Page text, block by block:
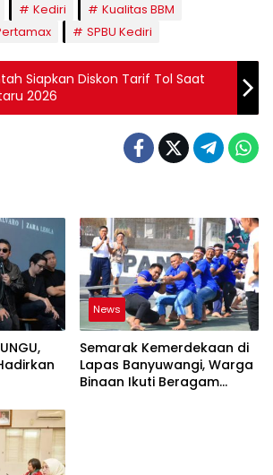
Kediri
Kualitas BBM
SPBU Kediri
Siapkan Diskon Tarif Tol Saat
2026
News
Semarak Kemerdekaan di
Lapas Banyuwangi, Warga
Binaan Ikuti Beragam